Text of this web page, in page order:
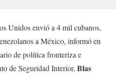
Unidos envió a 4 mil cubanos,
a México, informó en
de política fronteriza e
de Seguridad Interior, Blas